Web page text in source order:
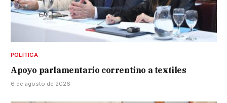
POLÍTICA
Apoyo parlamentario correntino a textiles
6 de agosto de 2026